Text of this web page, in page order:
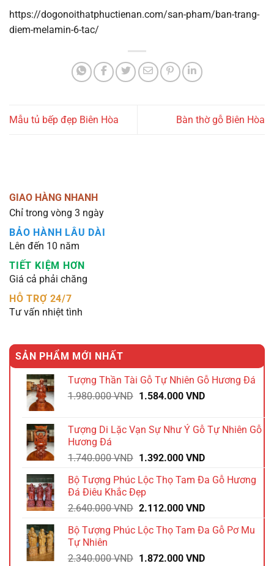
https://dogonoithatphuctienan.com/san-pham/ban-trang-
diem-melamin-6-tac/
Mẫu tủ bếp đẹp Biên Hòa Bàn thờ gỗ Biên Hòa
GIAO HÀNG NHANH
Chỉ trong vòng 3 ngày
BẢO HÀNH LÂU DÀI
Lên đến 10 năm
TIẾT KIỆM HƠN
Giá cả phải chăng
HỖ TRỢ 24/7
Tư vấn nhiệt tình
SẢN PHẨM MỚI NHẤT
Tượng Thần Tài Gỗ Tự Nhiên Gỗ Hương Đá
1.980.000VND Giá
1.980.000 VND.
1.584.000 VNDGiá
là:
Tượng Di Lặc Vạn Sự Như Ý Gỗ Tự Nhiên Gỗ
Hương Đá
1.740.000VND Giá
là:
1.740.000 VND.
1.392.000 VNDGiá
tại
1.392.000 VND.
Bộ Tượng Phúc Lộc Thọ Tam Đa Gỗ Hương
Đá Điêu Khắc Đẹp
2.640.000VND Giá
là:
2.112.000 VNDGiá
tại
2.112.000 VND.
Bộ Tượng Phúc Lộc Thọ Tam Đa Gỗ Pơ Mu
Tự Nhiên
2.340.000VND Giá
1.872.000 VNDGiá